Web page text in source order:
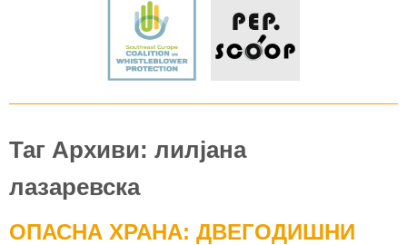
Таг Архиви: лилјана
лазаревска
ОПАСНА ХРАНА: ДВЕГОДИШНИ